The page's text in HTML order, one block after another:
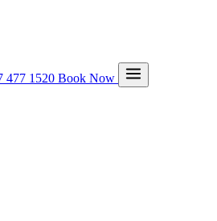
477 1520 Book Now